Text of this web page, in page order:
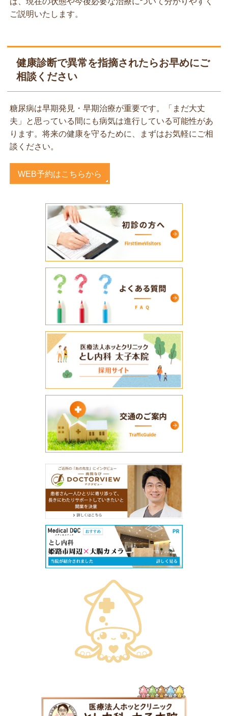
ご説明いたします。
健康診断で異常を指摘されたらお早めにご
相談ください
糖尿病は早期発見・早期治療が重要です。「まだ大丈
夫」と思っている間にも病気は進行している可能性があ
ります。将来の健康を守るために、まずはお気軽にご相
談ください。
WEB予約はこちらから